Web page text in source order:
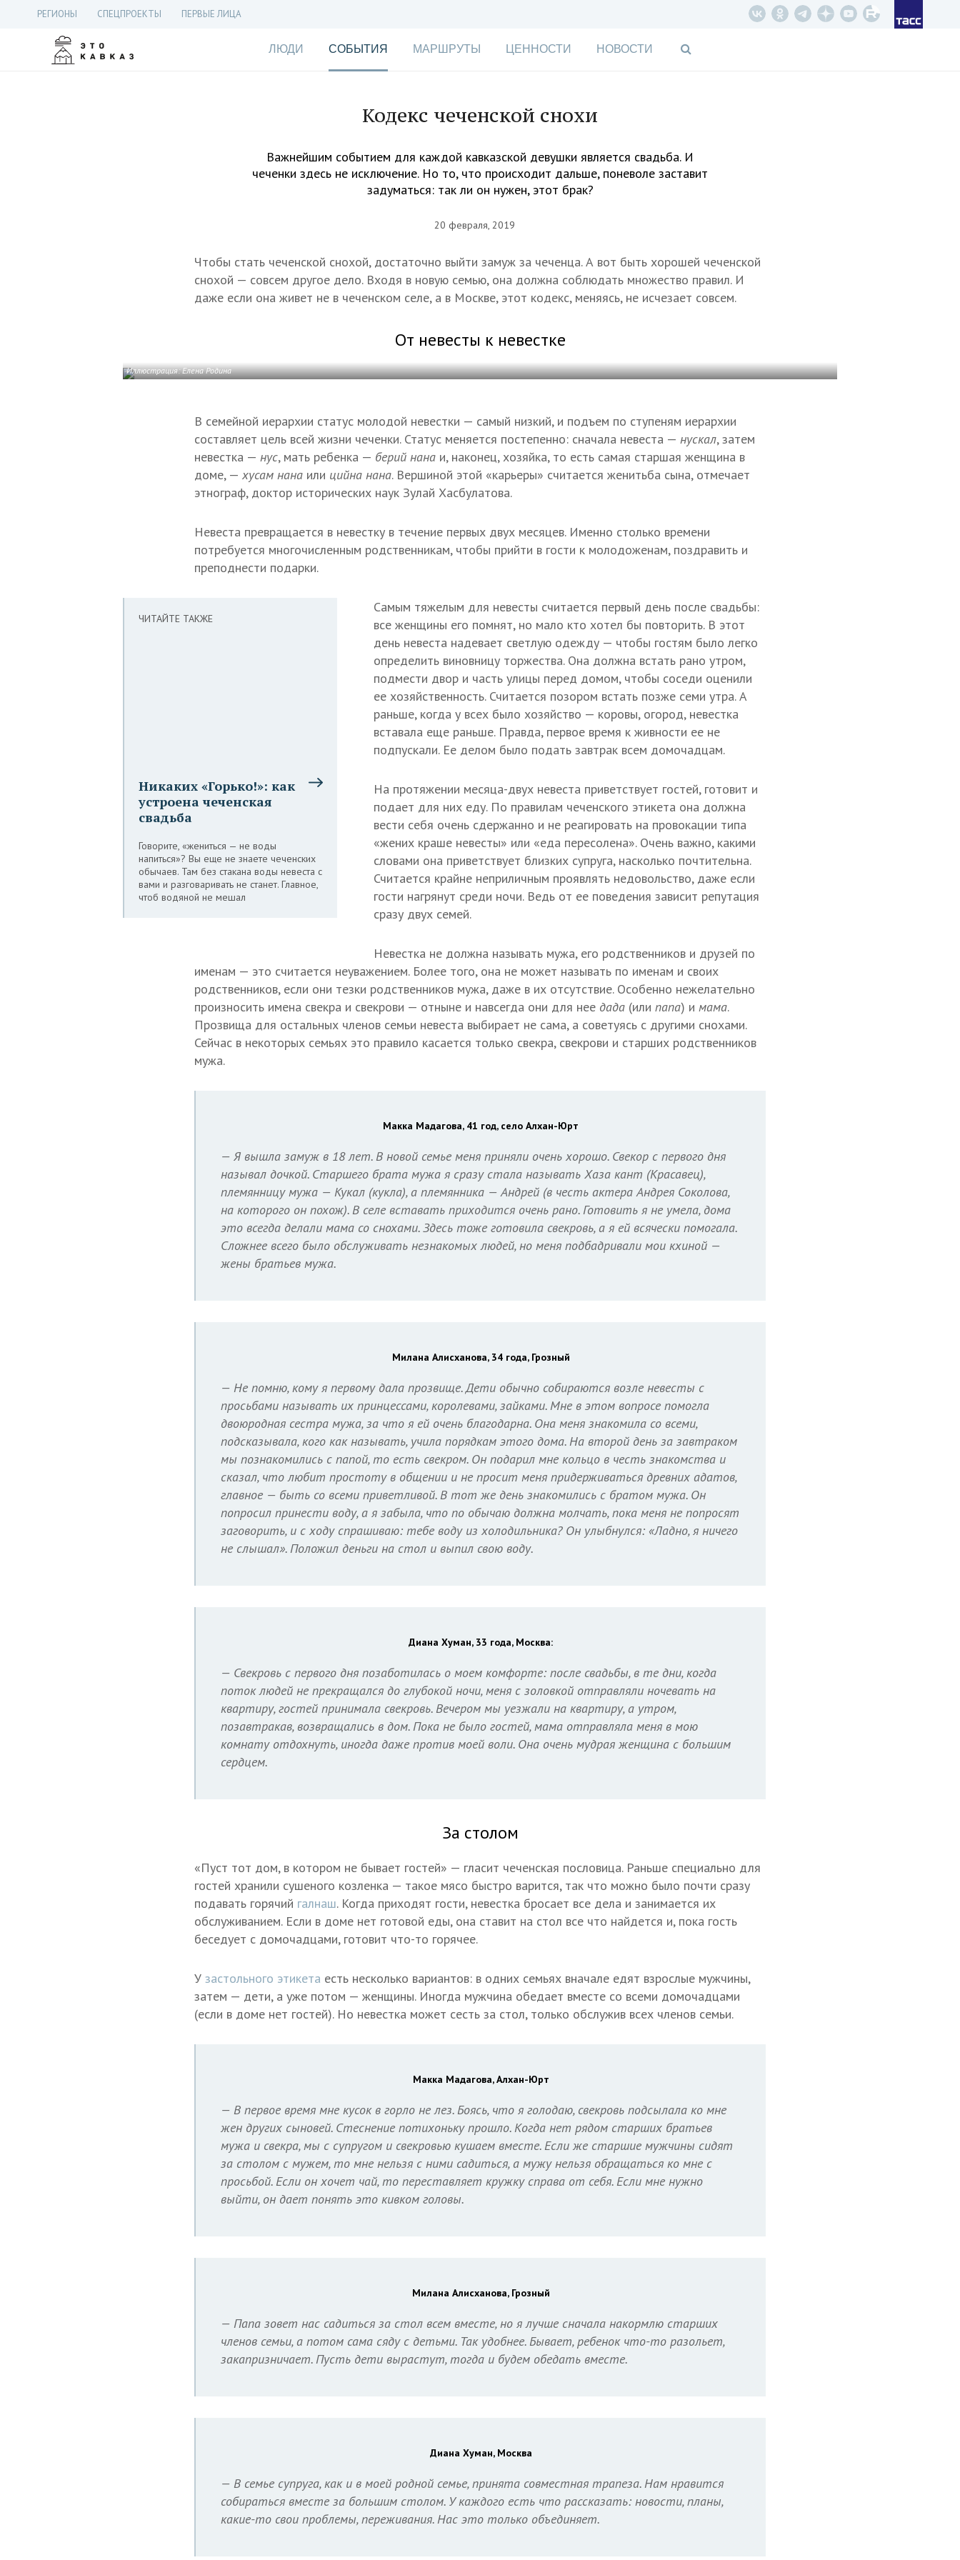
РЕГИОНЫ СПЕЦПРОЕКТЫ ПЕРВЫЕ ЛИЦА
ЛЮДИ СОБЫТИЯ МАРШРУТЫ ЦЕННОСТИ НОВОСТИ
Кодекс чеченской снохи
Важнейшим событием для каждой кавказской девушки является свадьба. И
чеченки здесь не исключение. Но то, что происходит дальше, поневоле заставит
задуматься: так ли он нужен, этот брак?
20 февраля, 2019
Чтобы стать чеченской снохой, достаточно выйти замуж за чеченца. А вот быть хорошей чеченской
снохой — совсем другое дело. Входя в новую семью, она должна соблюдать множество правил. И
даже если она живет не в чеченском селе, а в Москве, этот кодекс, меняясь, не исчезает совсем.
От невесты к невестке
Иллюстрация: Елена Родина
В семейной иерархии статус молодой невестки — самый низкий, и подъем по ступеням иерархии
составляет цель всей жизни чеченки. Статус меняется постепенно: сначала невеста — нускал, затем
невестка — нус, мать ребенка — берий нана и, наконец, хозяйка, то есть самая старшая женщина в
доме, — хусам нана или цийна нана. Вершиной этой «карьеры» считается женитьба сына, отмечает
этнограф, доктор исторических наук Зулай Хасбулатова.
Невеста превращается в невестку в течение первых двух месяцев. Именно столько времени
потребуется многочисленным родственникам, чтобы прийти в гости к молодоженам, поздравить и
преподнести подарки.
ЧИТАЙТЕ ТАКЖЕ
Никаких «Горько!»: как
устроена чеченская
свадьба
Говорите, «жениться — не воды
напиться»? Вы еще не знаете чеченских
обычаев. Там без стакана воды невеста с
вами и разговаривать не станет. Главное,
чтоб водяной не мешал
Самым тяжелым для невесты считается первый день после свадьбы:
все женщины его помнят, но мало кто хотел бы повторить. В этот
день невеста надевает светлую одежду — чтобы гостям было легко
определить виновницу торжества. Она должна встать рано утром,
подмести двор и часть улицы перед домом, чтобы соседи оценили
ее хозяйственность. Считается позором встать позже семи утра. А
раньше, когда у всех было хозяйство — коровы, огород, невестка
вставала еще раньше. Правда, первое время к живности ее не
подпускали. Ее делом было подать завтрак всем домочадцам.
На протяжении месяца-двух невеста приветствует гостей, готовит и
подает для них еду. По правилам чеченского этикета она должна
вести себя очень сдержанно и не реагировать на провокации типа
«жених краше невесты» или «еда пересолена». Очень важно, какими
словами она приветствует близких супруга, насколько почтительна.
Считается крайне неприличным проявлять недовольство, даже если
гости нагрянут среди ночи. Ведь от ее поведения зависит репутация
сразу двух семей.
Невестка не должна называть мужа, его родственников и друзей по
именам — это считается неуважением. Более того, она не может называть по именам и своих
родственников, если они тезки родственников мужа, даже в их отсутствие. Особенно нежелательно
произносить имена свекра и свекрови — отныне и навсегда они для нее дада (или папа) и мама.
Прозвища для остальных членов семьи невеста выбирает не сама, а советуясь с другими снохами.
Сейчас в некоторых семьях это правило касается только свекра, свекрови и старших родственников
мужа.
Макка Мадагова, 41 год, село Алхан-Юрт
— Я вышла замуж в 18 лет. В новой семье меня приняли очень хорошо. Свекор с первого дня
называл дочкой. Старшего брата мужа я сразу стала называть Хаза кант (Красавец),
племянницу мужа — Кукал (кукла), а племянника — Андрей (в честь актера Андрея Соколова,
на которого он похож). В селе вставать приходится очень рано. Готовить я не умела, дома
это всегда делали мама со снохами. Здесь тоже готовила свекровь, а я ей всячески помогала.
Сложнее всего было обслуживать незнакомых людей, но меня подбадривали мои кхиной —
жены братьев мужа.
Милана Алисханова, 34 года, Грозный
— Не помню, кому я первому дала прозвище. Дети обычно собираются возле невесты с
просьбами называть их принцессами, королевами, зайками. Мне в этом вопросе помогла
двоюродная сестра мужа, за что я ей очень благодарна. Она меня знакомила со всеми,
подсказывала, кого как называть, учила порядкам этого дома. На второй день за завтраком
мы познакомились с папой, то есть свекром. Он подарил мне кольцо в честь знакомства и
сказал, что любит простоту в общении и не просит меня придерживаться древних адатов,
главное — быть со всеми приветливой. В тот же день знакомились с братом мужа. Он
попросил принести воду, а я забыла, что по обычаю должна молчать, пока меня не попросят
заговорить, и с ходу спрашиваю: тебе воду из холодильника? Он улыбнулся: «Ладно, я ничего
не слышал». Положил деньги на стол и выпил свою воду.
Диана Хуман, 33 года, Москва:
— Свекровь с первого дня позаботилась о моем комфорте: после свадьбы, в те дни, когда
поток людей не прекращался до глубокой ночи, меня с золовкой отправляли ночевать на
квартиру, гостей принимала свекровь. Вечером мы уезжали на квартиру, а утром,
позавтракав, возвращались в дом. Пока не было гостей, мама отправляла меня в мою
комнату отдохнуть, иногда даже против моей воли. Она очень мудрая женщина с большим
сердцем.
За столом
«Пуст тот дом, в котором не бывает гостей» — гласит чеченская пословица. Раньше специально для
гостей хранили сушеного козленка — такое мясо быстро варится, так что можно было почти сразу
подавать горячий галнаш. Когда приходят гости, невестка бросает все дела и занимается их
обслуживанием. Если в доме нет готовой еды, она ставит на стол все что найдется и, пока гость
беседует с домочадцами, готовит что-то горячее.
У застольного этикета есть несколько вариантов: в одних семьях вначале едят взрослые мужчины,
затем — дети, а уже потом — женщины. Иногда мужчина обедает вместе со всеми домочадцами
(если в доме нет гостей). Но невестка может сесть за стол, только обслужив всех членов семьи.
Макка Мадагова, Алхан-Юрт
— В первое время мне кусок в горло не лез. Боясь, что я голодаю, свекровь подсылала ко мне
жен других сыновей. Стеснение потихоньку прошло. Когда нет рядом старших братьев
мужа и свекра, мы с супругом и свекровью кушаем вместе. Если же старшие мужчины сидят
за столом с мужем, то мне нельзя с ними садиться, а мужу нельзя обращаться ко мне с
просьбой. Если он хочет чай, то переставляет кружку справа от себя. Если мне нужно
выйти, он дает понять это кивком головы.
Милана Алисханова, Грозный
— Папа зовет нас садиться за стол всем вместе, но я лучше сначала накормлю старших
членов семьи, а потом сама сяду с детьми. Так удобнее. Бывает, ребенок что-то разольет,
закапризничает. Пусть дети вырастут, тогда и будем обедать вместе.
Диана Хуман, Москва
— В семье супруга, как и в моей родной семье, принята совместная трапеза. Нам нравится
собираться вместе за большим столом. У каждого есть что рассказать: новости, планы,
какие-то свои проблемы, переживания. Нас это только объединяет.